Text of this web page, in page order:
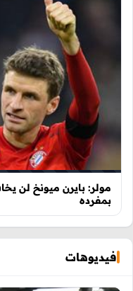
مولر: بايرن ميونخ لن
بمفرده
فيديوهات